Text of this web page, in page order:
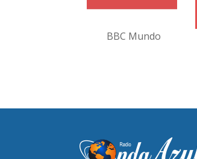
BBC Mundo